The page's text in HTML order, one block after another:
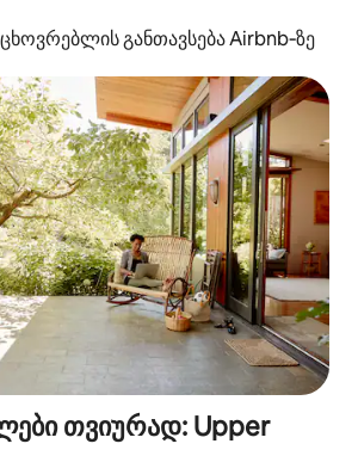
განთავსება Airbnb‑ზე
თვიურად: Upper